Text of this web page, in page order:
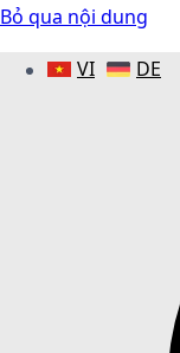
Bỏ qua nội dung
VI
DE